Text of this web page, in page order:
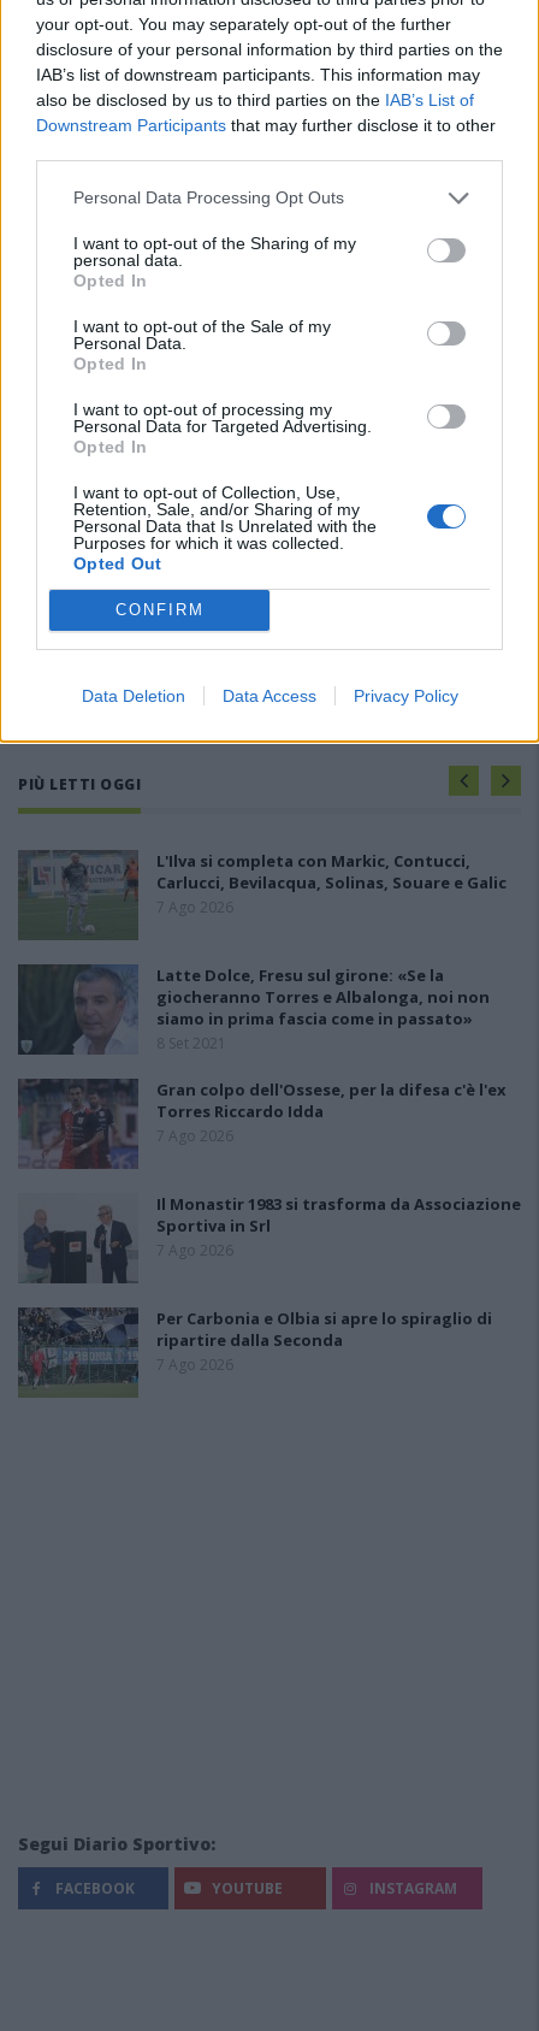
your opt-out. You may separately opt-out of the further
disclosure of your personal information by third parties on the
IAB’s list of downstream participants. This information may
also be disclosed by us to third parties on the IAB’s List of
Downstream Participants that may further disclose it to other
Personal Data Processing Opt Outs
I want to opt-out of the Sharing of my
personal data.
Opted In
I want to opt-out of the Sale of my
Personal Data.
Opted In
I want to opt-out of processing my
Personal Data for Targeted Advertising.
Opted In
I want to opt-out of Collection, Use,
Retention, Sale, and/or Sharing of my
Personal Data that Is Unrelated with the
Purposes for which it was collected.
Opted Out
CONFIRM
Data Deletion Data Access Privacy Policy
PIÙ LETTI OGGI
L'Ilva si completa con Markic, Contucci,
Carlucci, Bevilacqua, Solinas, Souare e Galic
7 Ago 2026
Latte Dolce, Fresu sul girone: «Se la
giocheranno Torres e Albalonga, noi non
siamo in prima fascia come in passato»
8 Set 2021
Gran colpo dell'Ossese, per la difesa c'è l'ex
Torres Riccardo Idda
7 Ago 2026
Il Monastir 1983 si trasforma da Associazione
Sportiva in Srl
7 Ago 2026
Per Carbonia e Olbia si apre lo spiraglio di
ripartire dalla Seconda
7 Ago 2026
Segui Diario Sportivo:
FACEBOOK YOUTUBE INSTAGRAM